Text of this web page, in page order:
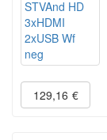
129,16 €